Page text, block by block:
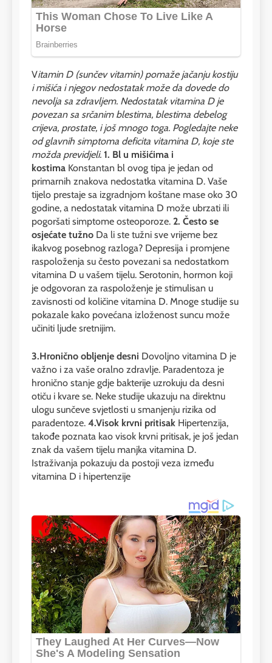
Vitamin D (sunčev vitamin) pomaže jačanju kostiju
i mišića i njegov nedostatak može da dovede do
nevolja sa zdravljem. Nedostatak vitamina D je
povezan sa srčanim blestima, blestima debelog
crijeva, prostate, i još mnogo toga. Pogledajte neke
od glavnih simptoma deficita vitamina D, koje ste
možda previdjeli. 1. Bl u mišićima i
kostima Konstantan bl ovog tipa je jedan od
primarnih znakova nedostatka vitamina D. Vaše
tijelo prestaje sa izgradnjom koštane mase oko 30
godine, a nedostatak vitamina D može ubrzati ili
pogoršati simptome osteoporoze. 2. Često se
osjećate tužno Da li ste tužni sve vrijeme bez
ikakvog posebnog razloga? Depresija i promjene
raspoloženja su često povezani sa nedostatkom
vitamina D u vašem tijelu. Serotonin, hormon koji
je odgovoran za raspoloženje je stimulisan u
zavisnosti od količine vitamina D. Mnoge studije su
pokazale kako povećana izloženost suncu može
učiniti ljude sretnijim.
3.Hronično obljenje desni Dovoljno vitamina D je
važno i za vaše oralno zdravlje. Paradentoza je
hronično stanje gdje bakterije uzrokuju da desni
otiču i kvare se. Neke studije ukazuju na direktnu
ulogu sunčeve svjetlosti u smanjenju rizika od
paradentoze. 4.Visok krvni pritisak Hipertenzija,
takođe poznata kao visok krvni pritisak, je još jedan
znak da vašem tijelu manjka vitamina D.
Istraživanja pokazuju da postoji veza između
vitamina D i hipertenzije